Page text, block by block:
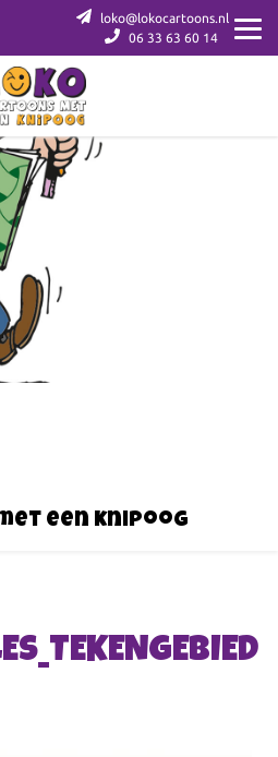
loko@lokocartoons.nl
06 33 63 60 14
een knipoog